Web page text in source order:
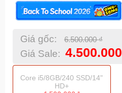
Giá gốc: 6.500.000₫
Giá Sale: 4.500.000
Core i5/8GB/240 SSD/14"
HD+